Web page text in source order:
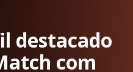
destacado
com